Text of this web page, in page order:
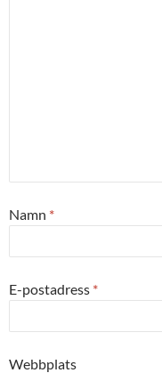
Namn *
E-postadress *
Webbplats